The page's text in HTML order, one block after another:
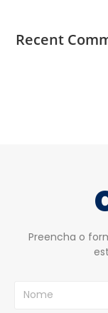
Recent
Preencha o